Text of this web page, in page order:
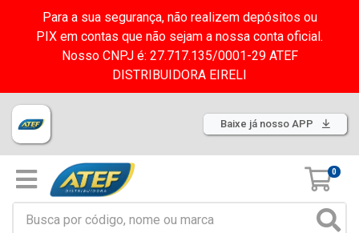
Para a sua segurança, não realizem depósitos ou
PIX em contas que não sejam a nossa conta oficial.
Nosso CNPJ é: 27.717.135/0001-29 ATEF
DISTRIBUIDORA EIRELI
Baixe já nosso APP
0